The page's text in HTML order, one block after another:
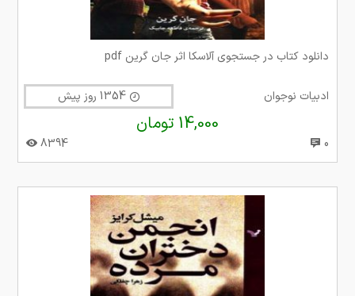
دانلود کتاب در جستجوی آلاسکا اثر جان گرین pdf
ادبیات نوجوان 1354 روز پیش
14,000 تومان
0
8394